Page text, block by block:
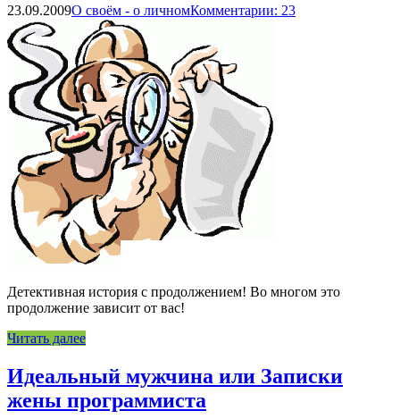
23.09.2009О своём - о личномКомментарии: 23
Детективная история с продолжением! Во многом это
продолжение зависит от вас!
Читать далее
Идеальный мужчина или Записки
жены программиста